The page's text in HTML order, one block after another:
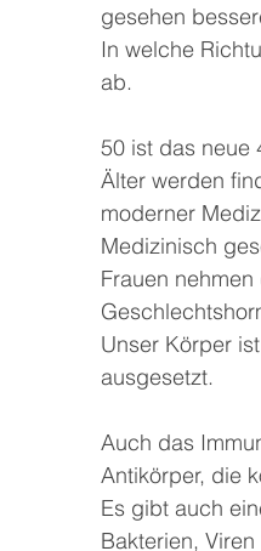
gesehen
In welche
ab.
50 ist das neue
Älter werden
moderner
Medizinisch
Frauen
Unser Körper
ausgesetzt.
Auch das
Antikörper, die
Es gibt auch
Bakterien,